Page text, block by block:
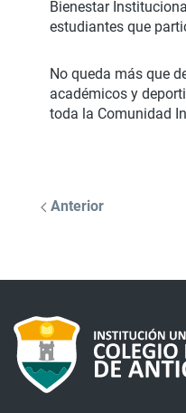
Bienestar
estudiantes que
No queda más que
académicos y
toda la Comunidad
Anterior